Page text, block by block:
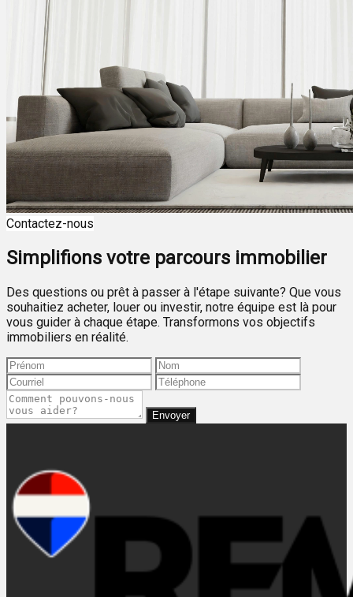
Contactez-nous
Simplifions votre parcours immobilier
Des questions ou prêt à passer à l'étape suivante? Que vous
souhaitiez acheter, louer ou investir, notre équipe est là pour
vous guider à chaque étape. Transformons vos objectifs
immobiliers en réalité.
Envoyer